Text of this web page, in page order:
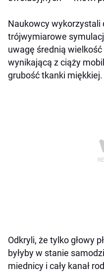
Naukowcy wykorzystali
trójwymiarowe
uwagę średnią
wynikającą z ciąży
grubość tkanki miękkiej.
Odkryli, że tylko głowy
byłyby w stanie
miednicy i cały kanał